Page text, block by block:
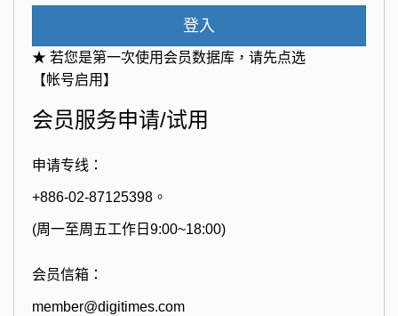
登入
★ 若您是第一次使用会员数据库，请先点选
【帐号启用】
会员服务申请/试用
申请专线：
+886-02-87125398。
(周一至周五工作日9:00~18:00)
会员信箱：
member@digitimes.com